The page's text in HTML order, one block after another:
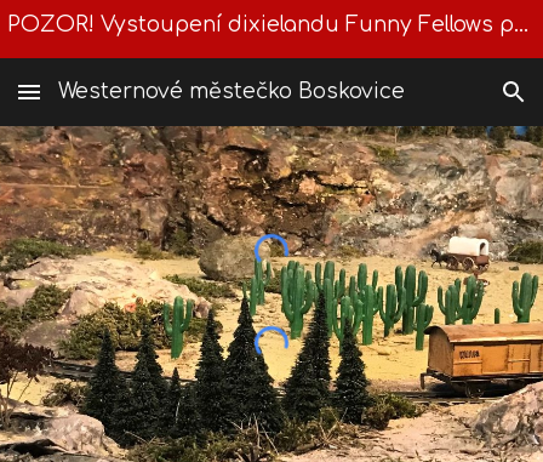
POZOR! Vystoupení dixielandu Funny Fellows přesunuto na 21.8.26
Westernové městečko Boskovice